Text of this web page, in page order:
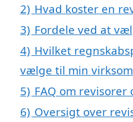
2) Hvad koster en
3) Fordele ved at
4) Hvilket
vælge til min
5) FAQ om
6) Oversigt over